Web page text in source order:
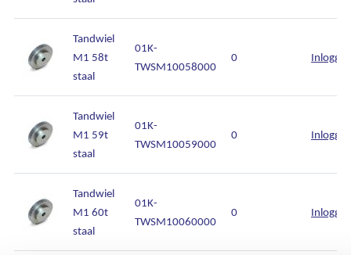
Tandwiel
M1 58t
staal
01K-
TWSM10058000
0 Inloggen
Tandwiel
M1 59t
staal
01K-
TWSM10059000
0 Inloggen
Tandwiel
M1 60t
staal
01K-
TWSM10060000
0 Inloggen